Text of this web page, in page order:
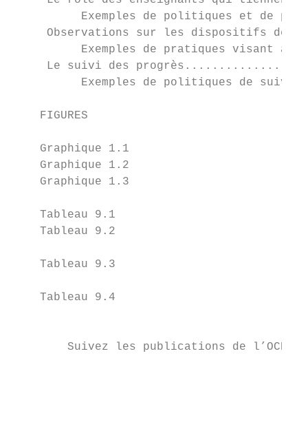
Exemples de politiques et de
Observations sur les dispositifs de
Exemples de pratiques visant à
Le suivi des
Exemples de politiques de
    FIGURES
Graphique 1.1
Graphique 1.2
Graphique 1.3
Tableau 9.1
Tableau 9.2
Tableau 9.3
Tableau 9.4
Suivez les publications de l’OCDE